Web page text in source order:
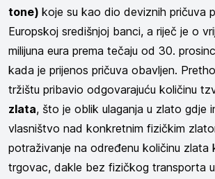
tone) koje su kao dio deviznih pričuva
Europskoj središnjoj banci, a riječ je o
milijuna eura prema tečaju od 30.
kada je prijenos pričuva obavljen.
tržištu pribavio odgovarajuću količinu
zlata, što je oblik ulaganja u zlato gdje
vlasništvo nad konkretnim fizičkim
potraživanje na određenu količinu zlata
trgovac, dakle bez fizičkog transporta